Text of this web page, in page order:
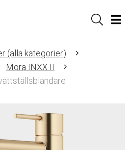
Sök
(alla kategorier)
Mora INXX II